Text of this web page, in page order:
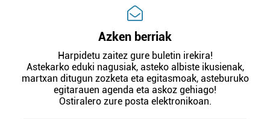
Azken berriak
Harpidetu zaitez gure buletin irekira!
Astekarko eduki nagusiak, asteko albiste ikusienak,
martxan ditugun zozketa eta egitasmoak, asteburuko
egitarauen agenda eta askoz gehiago!
Ostiralero zure posta elektronikoan.